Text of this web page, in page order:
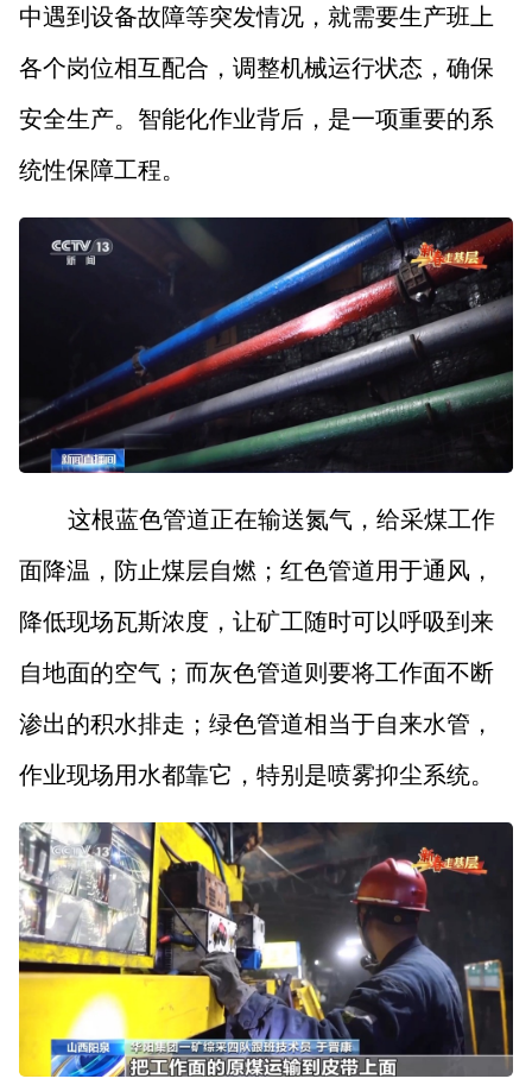
中遇到设备故障等突发情况，就需要生产班上
各个岗位相互配合，调整机械运行状态，确保
安全生产。智能化作业背后，是一项重要的系
统性保障工程。
这根蓝色管道正在输送氮气，给采煤工作
面降温，防止煤层自燃；红色管道用于通风，
降低现场瓦斯浓度，让矿工随时可以呼吸到来
自地面的空气；而灰色管道则要将工作面不断
渗出的积水排走；绿色管道相当于自来水管，
作业现场用水都靠它，特别是喷雾抑尘系统。